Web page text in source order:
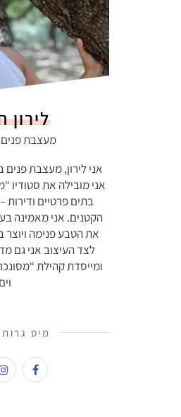
לירון
מעצבת פנים
אני מובילה את סטודיו
בתים פרטיים ודירות
הקטנים. אני מאמינה
את הטבע פנימה ויוצר
לצד העיצוב אני גם
ומייסדת קהילת
מיס